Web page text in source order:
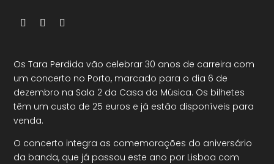
Os Tara Perdida vão celebrar 30 anos de carreira com
um concerto no Porto, marcado para o dia 6 de
dezembro na Sala 2 da Casa da Música. Os bilhetes
têm um custo de 25 euros e já estão disponíveis para
venda.
O concerto integra as comemorações do aniversário
da banda, que já passou este ano por Lisboa com